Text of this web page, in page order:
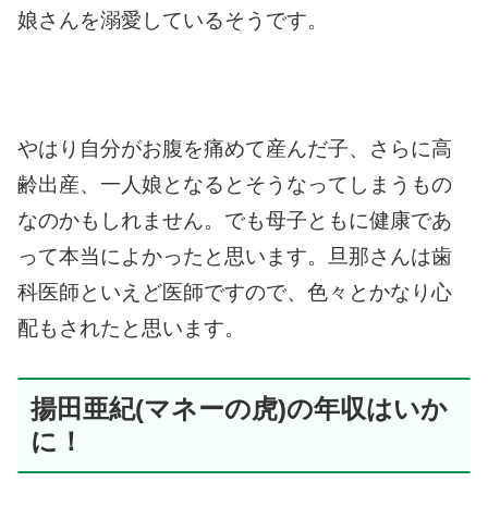
娘さんを溺愛しているそうです。
やはり自分がお腹を痛めて産んだ子、さらに高
齢出産、一人娘となるとそうなってしまうもの
なのかもしれません。 でも母子ともに健康であ
って本当によかったと思います。
旦那さんは歯
科医師といえど医師ですので、色々とかなり心
配もされたと思います。
揚田亜紀(マネーの虎)の年収はいか
に！